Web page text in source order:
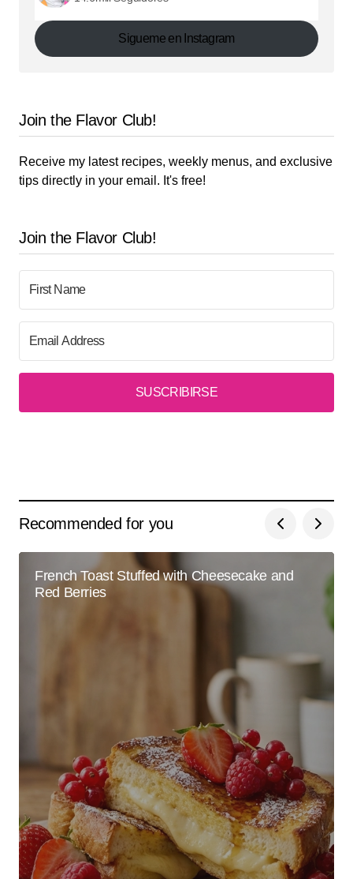
Sigueme en Instagram
Join the Flavor Club!
Receive my latest recipes, weekly menus, and exclusive
tips directly in your email. It's free!
Join the Flavor Club!
SUSCRIBIRSE
Recommended for you
French Toast Stuffed with Cheesecake and
Red Berries